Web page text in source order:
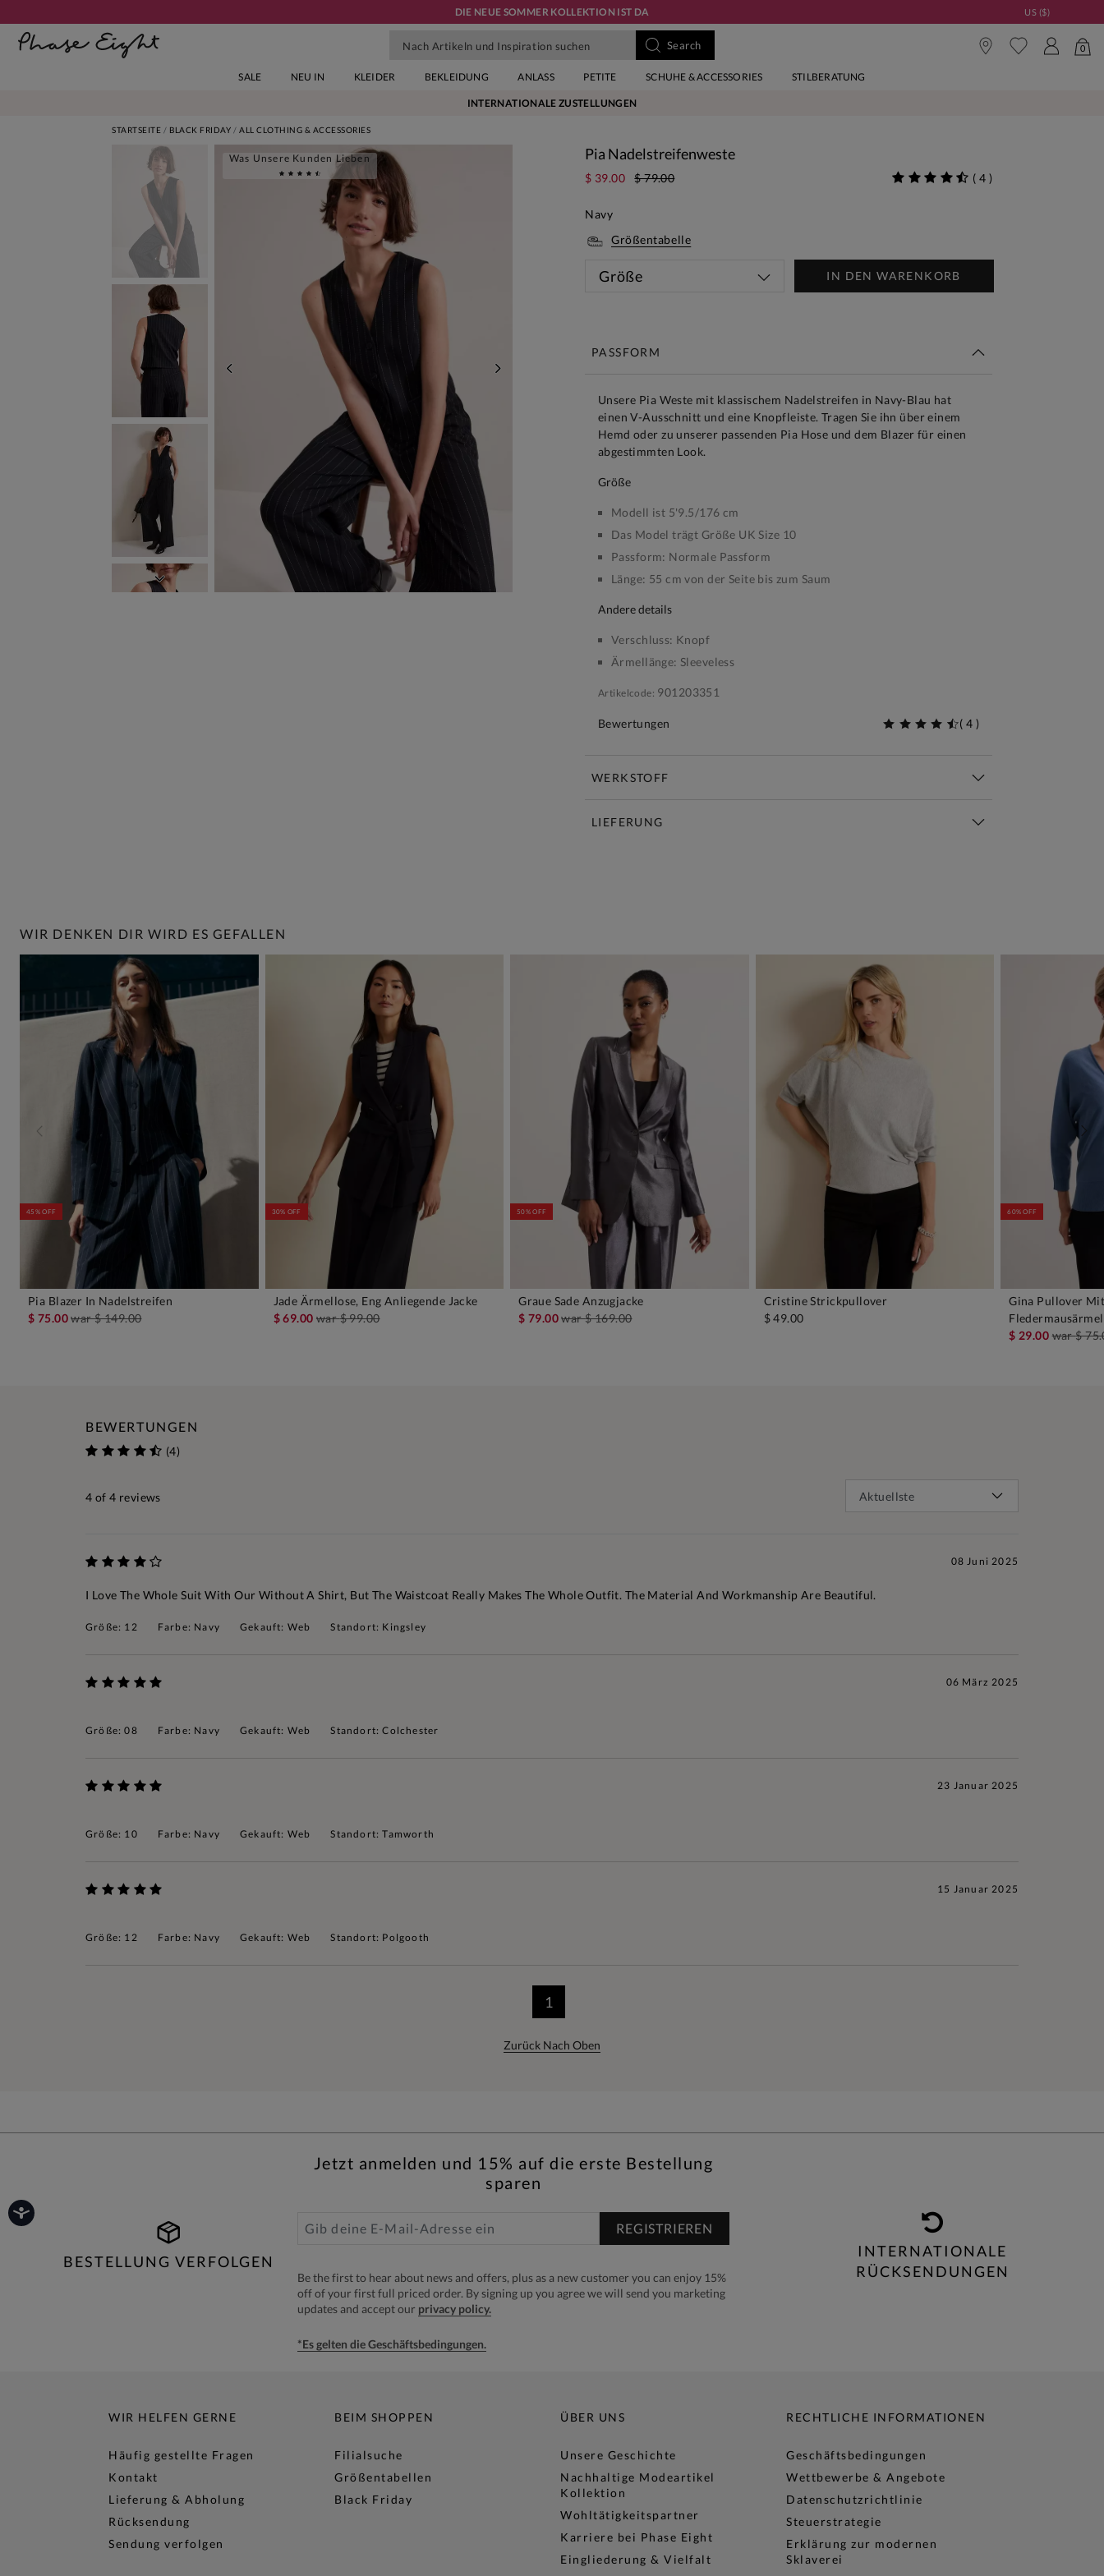
DIE NEUE SOMMER KOLLEKTION IST DA US ($)
0
SALE NEU IN KLEIDER BEKLEIDUNG ANLASS PETITE SCHUHE & ACCESSORIES STILBERATUNG
INTERNATIONALE ZUSTELLUNGEN
STARTSEITE BLACK FRIDAY ALL CLOTHING & ACCESSORIES
WEITER
Was Unsere Kunden Lieben Pia Nadelstreifenweste
$ 39.00 $ 79.00 ( 4 )
Navy
Größentabelle
Größe IN DEN WARENKORB
PASSFORM
Unsere Pia Weste mit klassischem Nadelstreifen in Navy-Blau hat
einen V-Ausschnitt und eine Knopfleiste. Tragen Sie ihn über einem
Hemd oder zu unserer passenden Pia Hose und dem Blazer für einen
abgestimmten Look.
größe
Modell ist 5'9.5/176 cm
Das Model trägt Größe UK Size 10
Passform: Normale Passform
Länge: 55 cm von der Seite bis zum Saum
andere details
Verschluss: Knopf
Ärmellänge: Sleeveless
Artikelcode: 901203351
Bewertungen ( 4 )
WERKSTOFF
LIEFERUNG
WIR DENKEN DIR WIRD ES GEFALLEN
IN DEN WARENKORB
45% OFF
Pia Blazer In Nadelstreifen
$ 75.00war$ 149.00 IN DEN WARENKORB
30% OFF
Jade Ärmellose, Eng Anliegende Jacke
$ 69.00 war$ 99.00 IN DEN WARENKORB
50% OFF
Graue Sade Anzugjacke
$ 79.00war$ 169.00
Cristine Strickpullover
$ 49.00
60% OFF
Gina Pullover
$ 29.00war$
BEWERTUNGEN
(4)
4 of 4 reviews
08 Juni 2025
I Love The Whole Suit With Our Without A Shirt, But The Waistcoat Really Makes The Whole Outfit. The Material And Workmanship Are Beautiful.
Größe: 12 Farbe: Navy Gekauft: Web Standort: Kingsley
06 März 2025
Größe: 08 Farbe: Navy Gekauft: Web Standort: Colchester
23 Januar 2025
Größe: 10 Farbe: Navy Gekauft: Web Standort: Tamworth
15 Januar 2025
Größe: 12 Farbe: Navy Gekauft: Web Standort: Polgooth
1
Zurück Nach Oben
BESTELLUNG VERFOLGEN
Jetzt anmelden und 15% auf die erste Bestellung
sparen
REGISTRIEREN
Be the first to hear about news and offers, plus as a new customer you can enjoy 15%
off of your first full priced order. By signing up you agree we will send you marketing
updates and accept our privacy policy.
*Es gelten die Geschäftsbedingungen.
INTERNATIONALE
RÜCKSENDUNGEN
WIR HELFEN GERNE
Häufig gestellte Fragen
Kontakt
Lieferung & Abholung
Rücksendung
Sendung verfolgen
BEIM SHOPPEN
Filialsuche
Größentabellen
Black Friday
ÜBER UNS
Unsere Geschichte
Nachhaltige Modeartikel
Kollektion
Wohltätigkeitspartner
Karriere bei Phase Eight
Eingliederung & Vielfalt
RECHTLICHE INFORMATIONEN
Geschäftsbedingungen
Wettbewerbe & Angebote
Datenschutzrichtlinie
Steuerstrategie
Erklärung zur modernen
Sklaverei